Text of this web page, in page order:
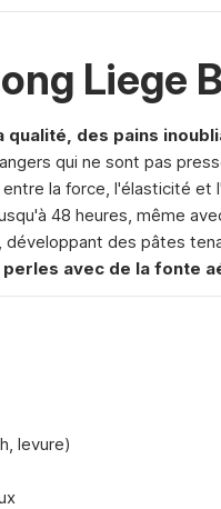
Liege
qualité, des pains
qui ne sont pas
la force, l'élasticité et
48 heures, même
des pâtes
avec de la fonte
levure)